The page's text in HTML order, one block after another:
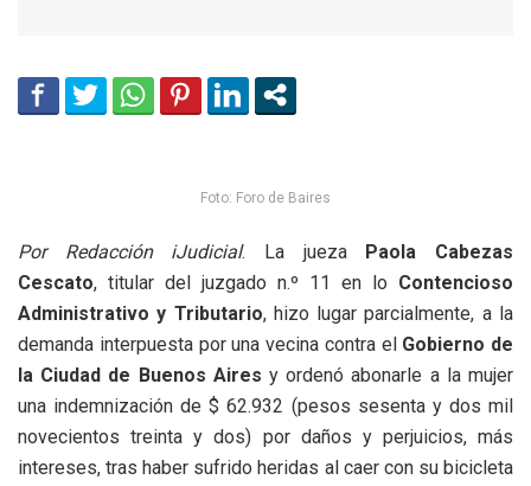
Foto: Foro de Baires
Por Redacción iJudicial. La jueza Paola Cabezas
Cescato, titular del juzgado n.º 11 en lo Contencioso
Administrativo y Tributario, hizo lugar parcialmente, a la
demanda interpuesta por una vecina contra el Gobierno de
la Ciudad de Buenos Aires y ordenó abonarle a la mujer
una indemnización de $ 62.932 (pesos sesenta y dos mil
novecientos treinta y dos) por daños y perjuicios, más
intereses, tras haber sufrido heridas al caer con su bicicleta